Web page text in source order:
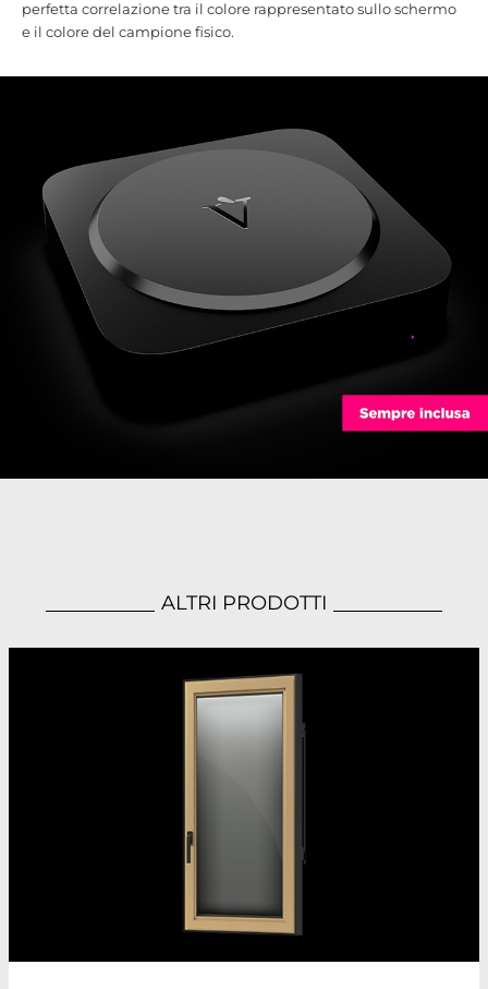
perfetta correlazione tra il colore rappresentato sullo schermo
e il colore del campione fisico.
ALTRI PRODOTTI